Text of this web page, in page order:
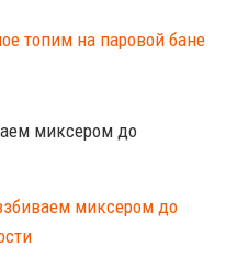
миксером до